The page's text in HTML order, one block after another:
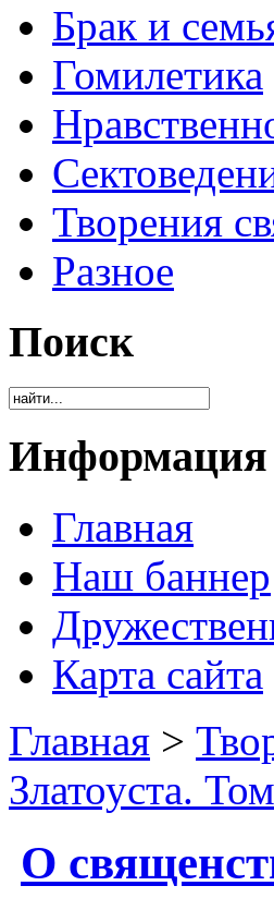
Брак и
Гомилетика
Творения
Разное
Поиск
Информация
Главная
Наш баннер
Карта сайта
Главная >
Златоуста.
О